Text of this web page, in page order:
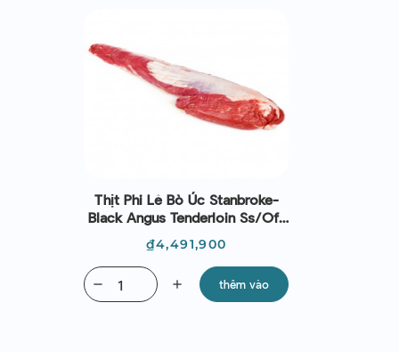
Thịt Phi Lê Bò Úc Stanbroke-
Black Angus Tenderloin Ss/off
Giá
₫4,491,900
add
remove thêm vào